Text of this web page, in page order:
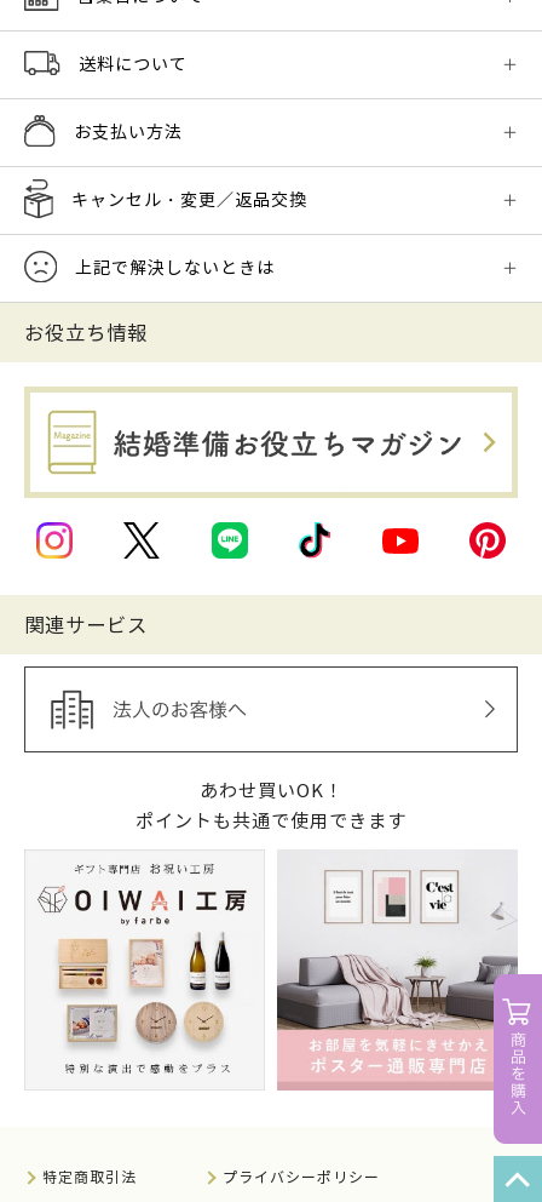
送料について
お支払い方法
キャンセル・変更／返品交換
上記で解決しないときは
お役立ち情報
関連サービス
あわせ買いOK！
ポイントも共通で使用できます
特定商取引法 プライバシーポリシー